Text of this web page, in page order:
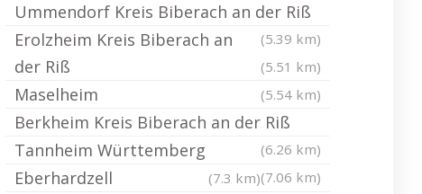
Ummendorf Kreis Biberach an der Riß
(5.39 km)
Erolzheim Kreis Biberach an
der Riß
(5.51 km)
Maselheim (5.54 km)
Berkheim Kreis Biberach an der Riß
(6.26 km)
Tannheim Württemberg
(7.06 km)
Eberhardzell (7.3 km)